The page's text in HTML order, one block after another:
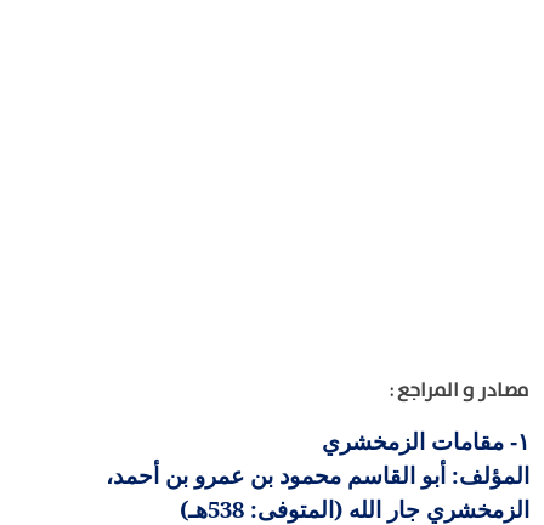
مصادر و المراجع :
١-
مقامات الزمخشري
المؤلف: أبو القاسم محمود بن عمرو بن أحمد،
الزمخشري جار الله (المتوفى: 538هـ)